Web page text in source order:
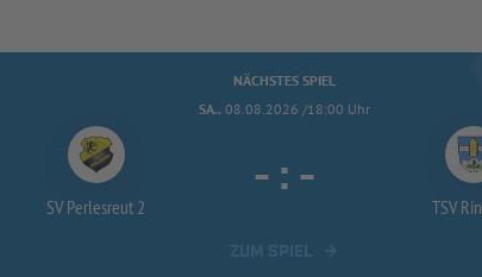
NÄCHSTES SPIEL
SA.. 08.08.2026 /18:00 Uhr
SV Perlesreut 2
- : -
TSV